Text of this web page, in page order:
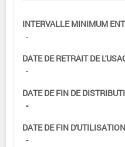
INTERVALLE MINIMUM
-
DATE DE RETRAIT DE
-
DATE DE FIN DE
-
DATE DE FIN
-